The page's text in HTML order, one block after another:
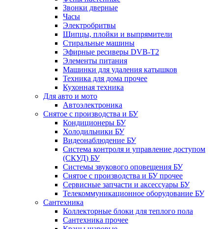
Звонки дверные
Часы
Электробритвы
Щипцы, плойки и выпрямители
Стиральные машины
Эфирные ресиверы DVB-T2
Элементы питания
Машинки для удаления катышков
Техника для дома прочее
Кухонная техника
Для авто и мото
Автоэлектроника
Снятое с производства и БУ
Кондиционеры БУ
Холодильники БУ
Видеонаблюдение БУ
Система контроля и управление доступом
(СКУД) БУ
Системы звукового оповещения БУ
Снятое с производства и БУ прочее
Сервисные запчасти и аксессуары БУ
Телекоммуникационное оборудование БУ
Сантехника
Коллекторные блоки для теплого пола
Сантехника прочее